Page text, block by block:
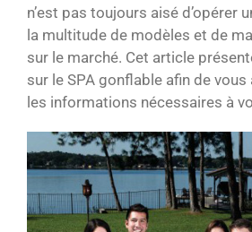
n’est pas toujours aisé d’opérer
la multitude de modèles et de
sur le marché. Cet article
sur le SPA gonflable afin de
les informations nécessaires à